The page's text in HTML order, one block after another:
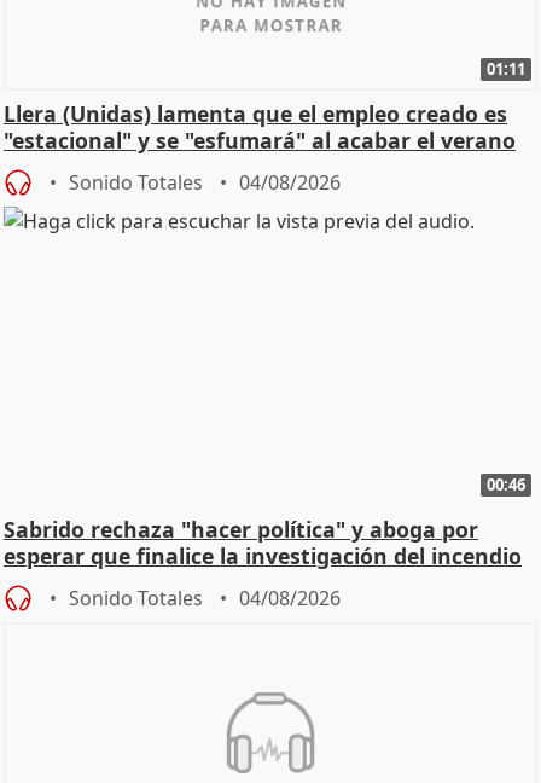
01:11
Llera (Unidas) lamenta que el empleo creado es
"estacional" y se "esfumará" al acabar el verano
Sonido Totales 04/08/2026
00:46
Sabrido rechaza "hacer política" y aboga por
esperar que finalice la investigación del incendio
Sonido Totales 04/08/2026